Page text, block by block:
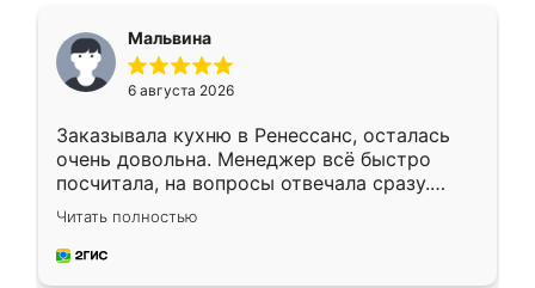
Мальвина
6 августа 2026
Заказывала кухню в Ренессанс, осталась
очень довольна. Менеджер всё быстро
посчитала, на вопросы отвечала сразу.
Замерщик приехал в субботу, подошёл к
делу со всей ответственностью. Собрали
за день, ребята работали аккуратно, даже
Читать полностью